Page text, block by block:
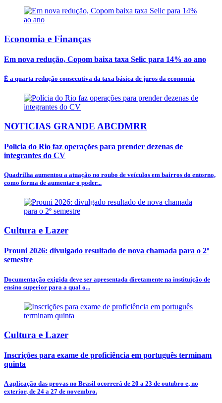
Economia e Finanças
Em nova redução, Copom baixa taxa Selic para 14% ao ano
É a quarta redução consecutiva da taxa básica de juros da economia
NOTICIAS GRANDE ABCDMRR
Polícia do Rio faz operações para prender dezenas de
integrantes do CV
Quadrilha aumentou a atuação no roubo de veículos em bairros do entorno,
como forma de aumentar o poder...
Cultura e Lazer
Prouni 2026: divulgado resultado de nova chamada para o 2º
semestre
Documentação exigida deve ser apresentada diretamente na instituição de
ensino superior para a qual o...
Cultura e Lazer
Inscrições para exame de proficiência em português terminam
quinta
A aplicação das provas no Brasil ocorrerá de 20 a 23 de outubro e, no
exterior, de 24 a 27 de novembro.